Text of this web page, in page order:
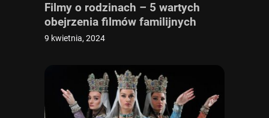
Filmy o rodzinach – 5 wartych
obejrzenia filmów familijnych
9 kwietnia, 2024